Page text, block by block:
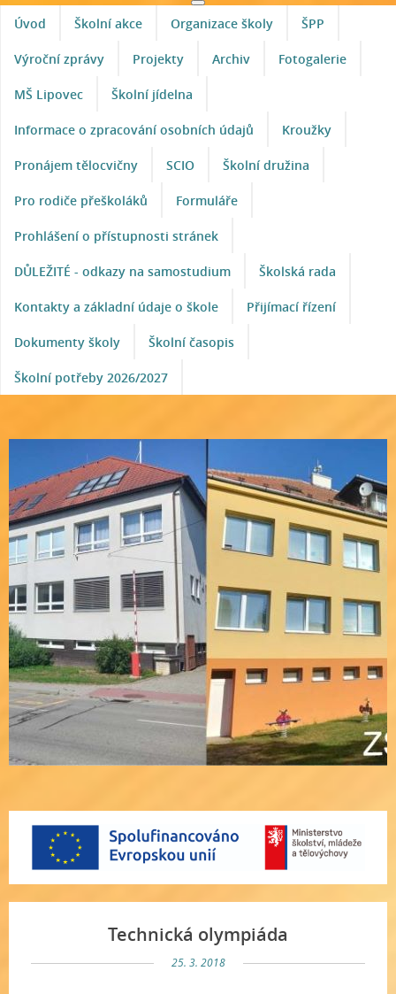
Úvod Školní akce Organizace školy ŠPP
Výroční zprávy Projekty Archiv Fotogalerie
MŠ Lipovec Školní jídelna
Informace o zpracování osobních údajů Kroužky
Pronájem tělocvičny SCIO Školní družina
Pro rodiče přeškoláků Formuláře
Prohlášení o přístupnosti stránek
DŮLEŽITÉ - odkazy na samostudium Školská rada
Kontakty a základní údaje o škole Přijímací řízení
Dokumenty školy Školní časopis
Školní potřeby 2026/2027
Technická olympiáda
25. 3. 2018